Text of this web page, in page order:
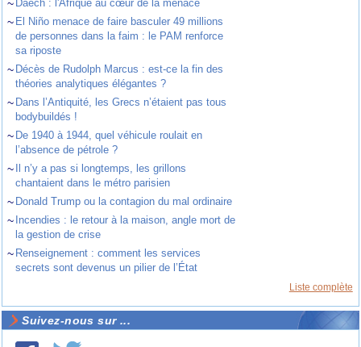
~ Daech : l'Afrique au cœur de la menace
~ El Niño menace de faire basculer 49 millions
de personnes dans la faim : le PAM renforce
sa riposte
~ Décès de Rudolph Marcus : est-ce la fin des
théories analytiques élégantes ?
~ Dans l’Antiquité, les Grecs n’étaient pas tous
bodybuildés !
~ De 1940 à 1944, quel véhicule roulait en
l’absence de pétrole ?
~
Il n’y a pas si longtemps, les grillons
chantaient dans le métro parisien
~ Donald Trump ou la contagion du mal ordinaire
~ Incendies : le retour à la maison, angle mort de
la gestion de crise
~ Renseignement : comment les services
secrets sont devenus un pilier de l’État
Liste complète
Suivez-nous sur ...